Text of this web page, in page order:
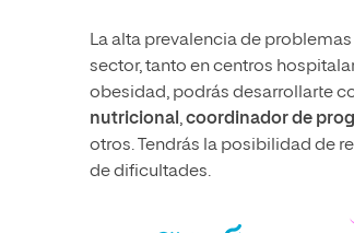
La alta prevalencia de
sector, tanto en centros
obesidad, podrás desarrollarte
nutricional ,coordinador de
otros. Tendrás la posibilidad de
de dificultades.